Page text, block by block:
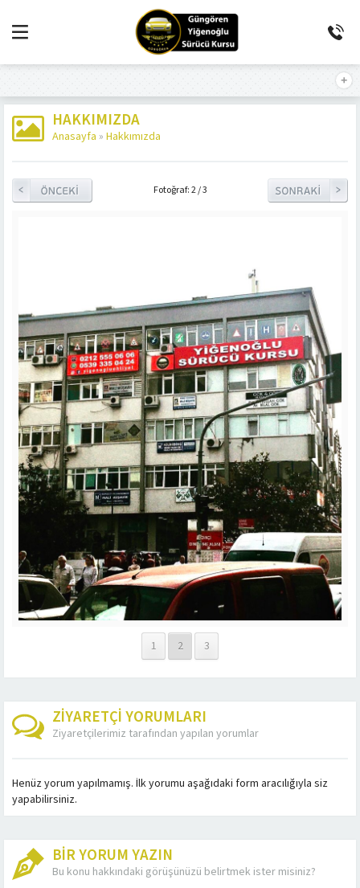
HAKKIMIZDA
Anasayfa » Hakkımızda
Fotoğraf: 2 / 3
1 2 3
ZİYARETÇİ YORUMLARI
Ziyaretçilerimiz tarafından yapılan yorumlar
Henüz yorum yapılmamış. İlk yorumu aşağıdaki form aracılığıyla siz
yapabilirsiniz.
BİR YORUM YAZIN
Bu konu hakkındaki görüşünüzü belirtmek ister misiniz?